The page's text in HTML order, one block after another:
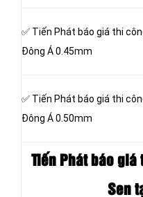
✅ Tiến Phát báo giá thi
Đông Á 0.45mm
✅ Tiến Phát báo giá thi
Đông Á 0.50mm
Tiến Phát báo
Sen